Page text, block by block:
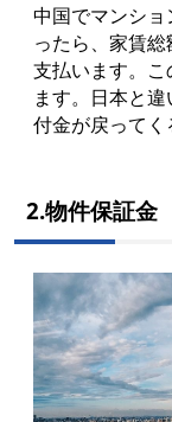
中国でマンシ
ったら、家賃
支払います。
ます。日本と
付金が戻ってく
2.物件保証金